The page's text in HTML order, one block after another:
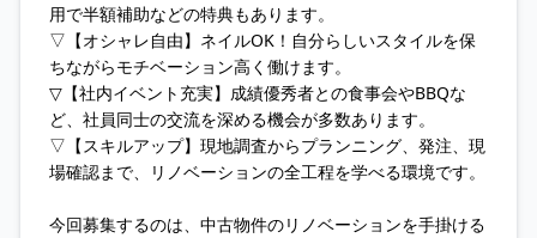
用で半額補助などの特典もあります。
▽【オシャレ自由】ネイルOK！自分らしいスタイルを保
ちながらモチベーション高く働けます。
▽【社内イベント充実】成績優秀者との食事会やBBQな
ど、社員同士の交流を深める機会が多数あります。
▽【スキルアップ】現地調査からプランニング、発注、現
場確認まで、リノベーションの全工程を学べる環境です。
今回募集するのは、中古物件のリノベーションを手掛ける